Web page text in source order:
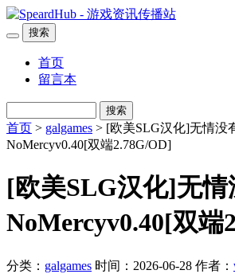
搜索
首页
留言本
搜索
首页 > galgames > [欧美SLG汉化]无情没
NoMercyv0.40[双端2.78G/OD]
[欧美SLG汉化]无情
NoMercyv0.40[双端
分类： galgames 时间：2026-06-28 作者：